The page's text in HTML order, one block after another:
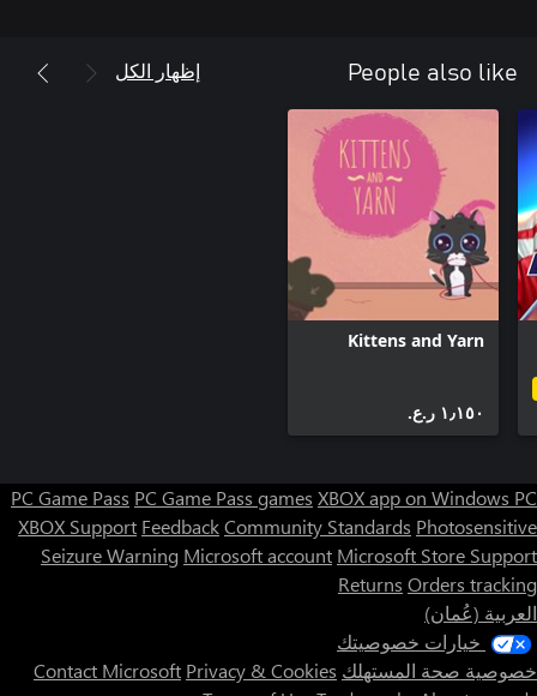
People also like إظهار الكل
Kittens and Yarn
١٫١٥٠ ر.ع.‏
PC Game Pass PC Game Pass games XBOX app on Windows PC
XBOX Support FeedbackCommunity Standards Photosensitive
Seizure Warning Microsoft account Microsoft Store Support
Returns Orders tracking
العربية (عُمان)
خيارات خصوصيتك
خصوصية صحة المستهلك
Contact Microsoft Privacy & Cookies